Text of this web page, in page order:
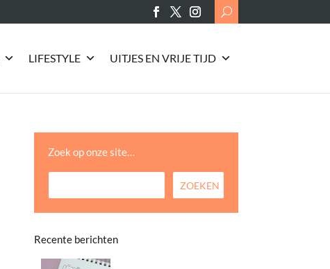
Search
for:
LIFESTYLE UITJES EN VRIJE TIJD
Zoek op onze site…
Recente berichten